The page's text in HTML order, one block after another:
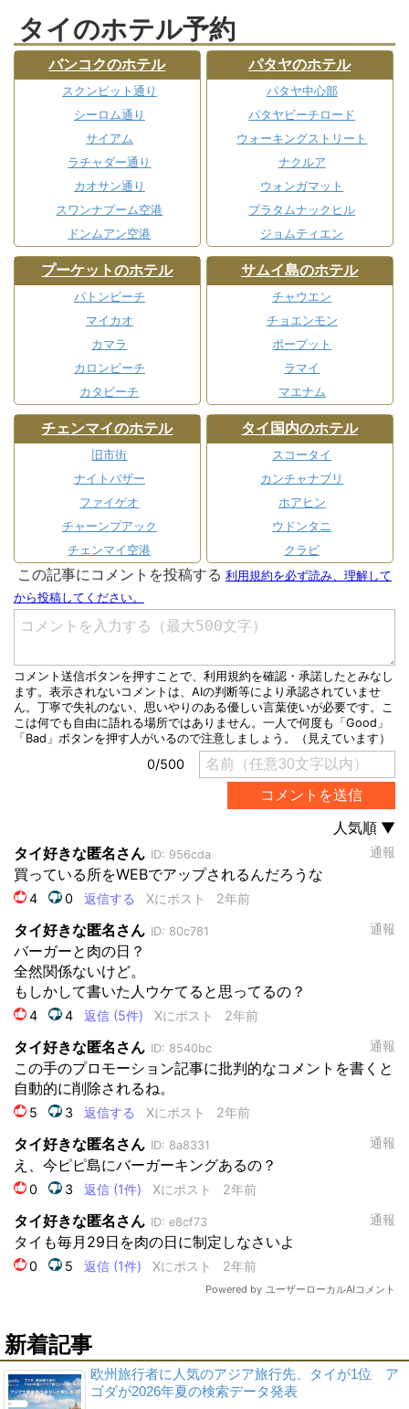
タイのホテル予約
バンコクのホテル
スクンビット通り
シーロム通り
サイアム
ラチャダー通り
カオサン通り
スワンナプーム空港
ドンムアン空港
パタヤのホテル
パタヤ中心部
パタヤビーチロード
ウォーキングストリート
ナクルア
ウォンガマット
プラタムナックヒル
ジョムティエン
プーケットのホテル
パトンビーチ
マイカオ
カマラ
カロンビーチ
カタビーチ
サムイ島のホテル
チャウエン
チョエンモン
ボープット
ラマイ
マエナム
チェンマイのホテル
旧市街
ナイトバザー
ファイゲオ
チャーンプアック
チェンマイ空港
タイ国内のホテル
スコータイ
カンチャナブリ
ホアヒン
ウドンタニ
クラビ
新着記事
欧州旅行者に人気のアジア旅行先、タイが1位 ア
ゴダが2026年夏の検索データ発表